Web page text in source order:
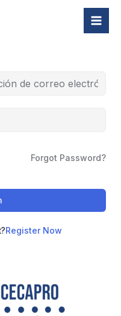
Forgot Password?
Register Now